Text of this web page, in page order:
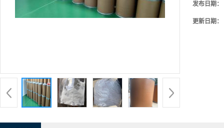
发布日期：
更新日期：